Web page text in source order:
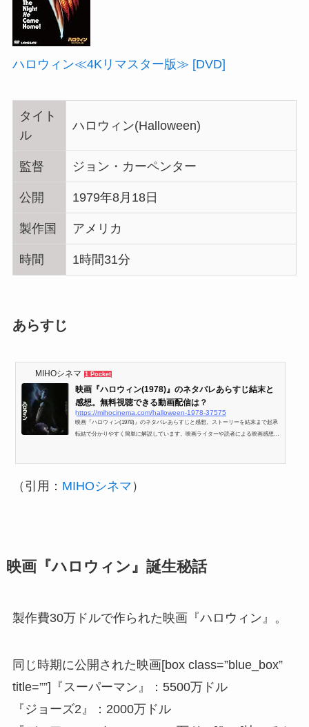
ハロウィン≪4Kリマスター版≫ [DVD]
タイト
ル
ハロウィン(Halloween)
監督 ジョン・カーペンター
公開 1979年8月18日
製作国 アメリカ
時間 1時間31分
あらすじ
MIHOシネマ 1 Pocket
映画『ハロウィン(1978)』のネタバレあらすじ結末と
感想。無料視聴できる動画配信は？
https://mihocinema.com/halloween-1978-37575
映画『ハロウィン(1978)』のネタバレあらすじと感想。ストーリーを結末まで起承
転結で分かりやすく簡単に解説しています。映画ライターや読者による映画感想も
（引用： MIHOシネマ ）
映画『ハロウィン』誕生秘話
製作費30万ドルで作られた映画『ハロウィン』。
同じ時期に公開された映画[box class=”blue_box”
title=””]『スーパーマン』：5500万ドル
『ジョーズ2』：2000万ドル